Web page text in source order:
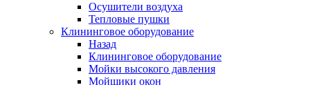
Осушители воздуха
Тепловые пушки
Клининговое оборудование
Назад
Клининговое оборудование
Мойки высокого давления
Мойщики окон